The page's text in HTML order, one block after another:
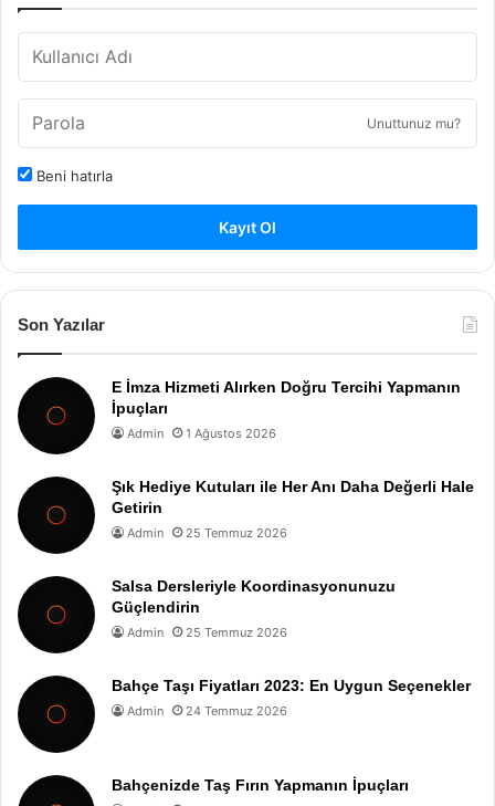
Unuttunuz mu?
Beni hatırla
Kayıt Ol
Son Yazılar
E İmza Hizmeti Alırken Doğru Tercihi Yapmanın
İpuçları
Admin 1 Ağustos 2026
Şık Hediye Kutuları ile Her Anı Daha Değerli Hale
Getirin
Admin 25 Temmuz 2026
Salsa Dersleriyle Koordinasyonunuzu
Güçlendirin
Admin 25 Temmuz 2026
Bahçe Taşı Fiyatları 2023: En Uygun Seçenekler
Admin 24 Temmuz 2026
Bahçenizde Taş Fırın Yapmanın İpuçları